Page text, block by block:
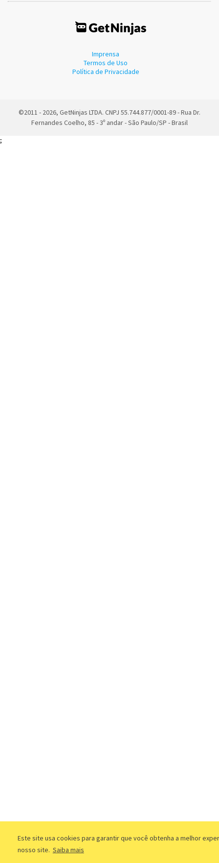
Este site usa cookies para garantir que você obtenha a melhor
nosso site. Saiba mais
Imprensa
Termos de Uso
Política de Privacidade
©2011 - 2026, GetNinjas LTDA. CNPJ 55.744.877/0001-89 - Rua Dr.
Fernandes Coelho, 85 - 3º andar - São Paulo/SP - Brasil
;